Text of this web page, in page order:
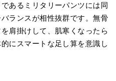
あるミリタリーパンツには同
ランスが相性抜群です。無骨
肩掛けして、肌寒くなったら
にスマートな足し算を意識し